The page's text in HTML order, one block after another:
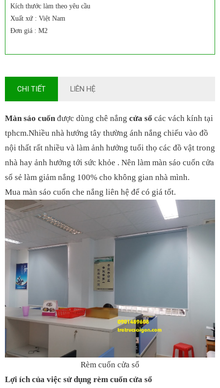
Kích thước làm theo yêu cầu
Xuất xứ : Việt Nam
Đơn giá : M2
CHI TIẾT LIÊN HỆ
Màn sáo cuốn được dùng chê nắng cửa sổ các vách kính tại
tphcm.Nhiều nhà hướng tây thường ánh nắng chiếu vào đồ
nội thất rất nhiều và làm ảnh hưởng tuổi thọ các đồ vật trong
nhà hay ảnh hưởng tới sức khỏe . Nên làm màn sáo cuốn cửa
sổ sẻ làm giảm nắng 100% cho không gian nhà mình.
Mua màn sáo cuốn che nắng liên hệ để có giá tốt.
Rèm cuốn cửa sổ
Lợi ích của việc sử dụng rèm cuốn cửa sổ